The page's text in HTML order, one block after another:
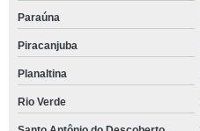
Paraúna
Piracanjuba
Planaltina
Rio Verde